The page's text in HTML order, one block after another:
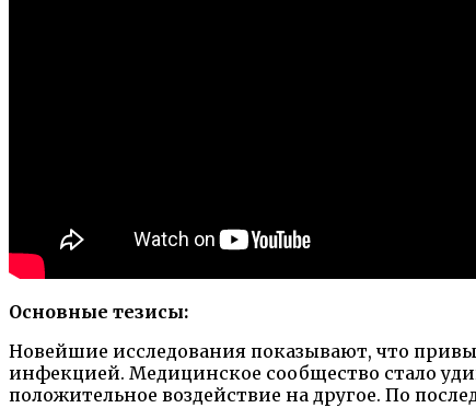
Основные тезисы:
Новейшие исследования показывают, что
инфекцией. Медицинское сообщество стало
положительное воздействие на другое. По